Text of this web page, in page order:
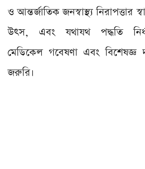
ও আন্তর্জাতিক জনস্বাস্থ্য নিরাপত্তার
উৎস, এবং যথাযথ পদ্ধতি
মেডিকেল গবেষণা এবং বিশেষজ্ঞ
জরুরি।